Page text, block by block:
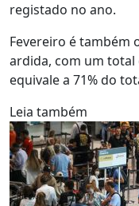
registado no ano.
Fevereiro é também
ardida, com um total
equivale a 71% do
Leia também